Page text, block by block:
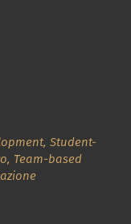
Student-
Team-based